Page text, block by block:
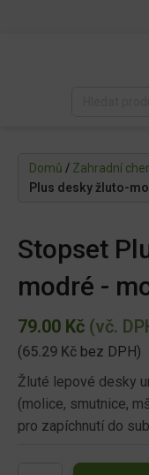
Domů / Zahradní
Plus desky žluto-
Stopset
modré -
79.00 Kč (vč.
(65.29 Kč bez DPH)
Žluté lepové desky
(molice, smutnice,
pro zapíchnutí do